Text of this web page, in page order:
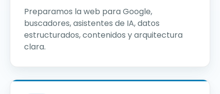
Preparamos la web para Google,
buscadores, asistentes de IA, datos
estructurados, contenidos y arquitectura
clara.